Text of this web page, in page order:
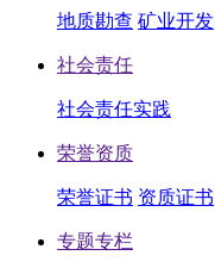
地质勘查 矿业开发
社会责任
社会责任实践
荣誉资质
荣誉证书 资质证书
专题专栏